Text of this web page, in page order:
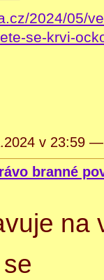
2024/05/
se-krvi-
v 23:59
branné
na